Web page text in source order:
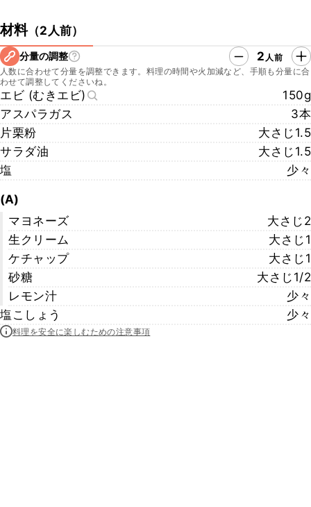
材料（2人前）
分量の調整 2 人前
人数に合わせて分量を調整できます。料理の時間や火加減など、手順も分量に合
わせて調整してくださいね。
エビ (むきエビ)
150g
アスパラガス
3本
片栗粉
大さじ1.5
サラダ油
大さじ1.5
塩
少々
(A)
マヨネーズ
大さじ2
生クリーム
大さじ1
ケチャップ
大さじ1
砂糖
大さじ1/2
レモン汁
少々
塩こしょう
少々
料理を安全に楽しむための注意事項